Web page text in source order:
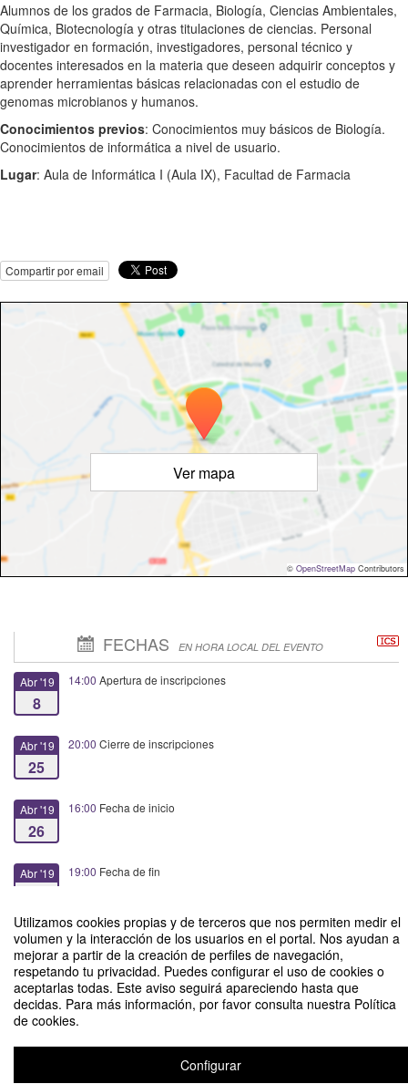
Utilizamos cookies propias y de terceros que nos permiten medir el
volumen y la interacción de los usuarios en el portal. Nos ayudan a
mejorar a partir de la creación de perfiles de navegación,
respetando tu privacidad. Puedes configurar el uso de cookies o
aceptarlas todas. Este aviso seguirá apareciendo hasta que
decidas. Para más información, por favor consulta nuestra Política
de cookies.
Configurar
Alumnos de los grados de Farmacia, Biología, Ciencias Ambientales,
Química, Biotecnología y otras titulaciones de ciencias. Personal
investigador en formación, investigadores, personal técnico y
docentes interesados en la materia que deseen adquirir conceptos y
aprender herramientas básicas relacionadas con el estudio de
genomas microbianos y humanos.
Conocimientos previos: Conocimientos muy básicos de Biología.
Conocimientos de informática a nivel de usuario.
Lugar: Aula de Informática I (Aula IX), Facultad de Farmacia
Compartir por email
Ver mapa
© OpenStreetMap Contributors
FECHAS EN HORA LOCAL DEL EVENTO
Abr '19
8
14:00 Apertura de inscripciones
Abr '19
25
20:00 Cierre de inscripciones
Abr '19
26
16:00 Fecha de inicio
Abr '19 19:00 Fecha de fin
Análisis de genomas
Aviso legal|Contacto Plataforma de organización de eventos Symposium